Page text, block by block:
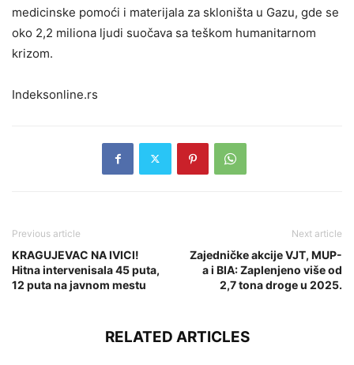
medicinske pomoći i materijala za skloništa u Gazu, gde se
oko 2,2 miliona ljudi suočava sa teškom humanitarnom
krizom.
Indeksonline.rs
Previous article
KRAGUJEVAC NA IVICI!
Hitna intervenisala 45 puta,
12 puta na javnom mestu
Next article
Zajedničke akcije VJT, MUP-
a i BIA: Zaplenjeno više od
2,7 tona droge u 2025.
RELATED ARTICLES